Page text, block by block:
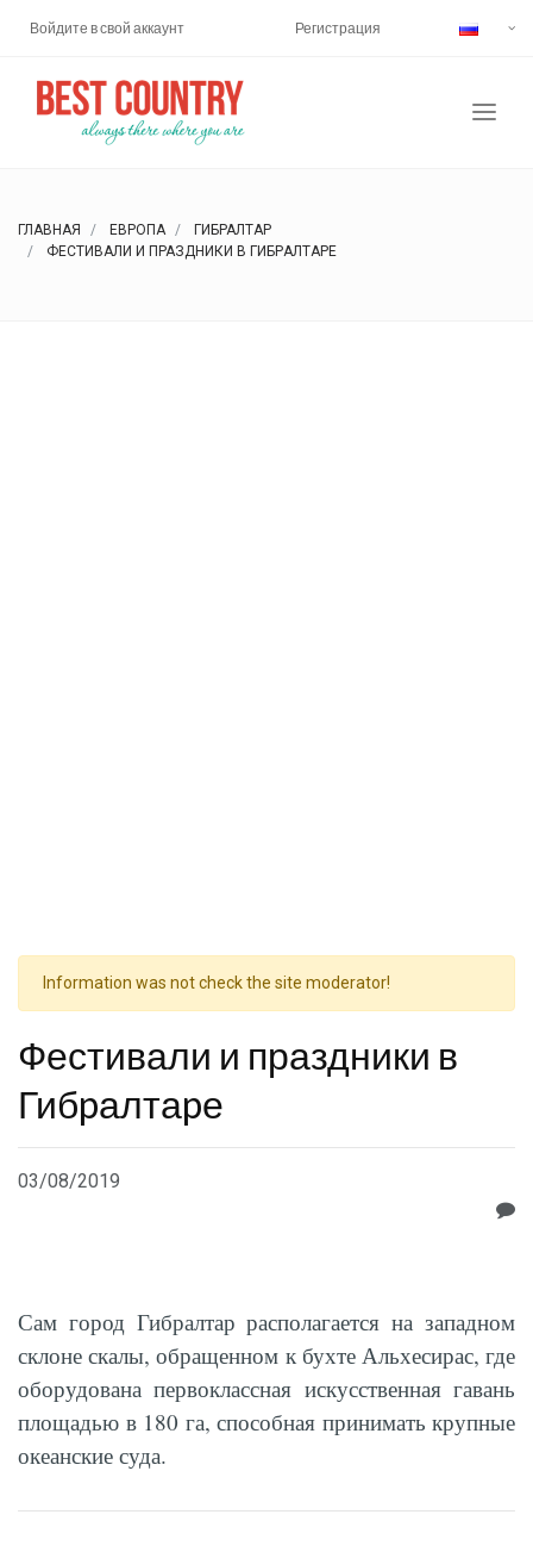
Войдите в свой аккаунт Регистрация
ГЛАВНАЯ ЕВРОПА
ГИБРАЛТАР
ФЕСТИВАЛИ И ПРАЗДНИКИ В ГИБPАЛТАPЕ
Information was not check the site moderator!
Фестивали и праздники в
Гибpалтаpе
03/08/2019
Сам город Гибралтар располагается на западном
склоне скалы, обращенном к бухте Альхесирас, где
оборудована первоклассная искусственная гавань
площадью в 180 га, способная принимать крупные
океанские суда.